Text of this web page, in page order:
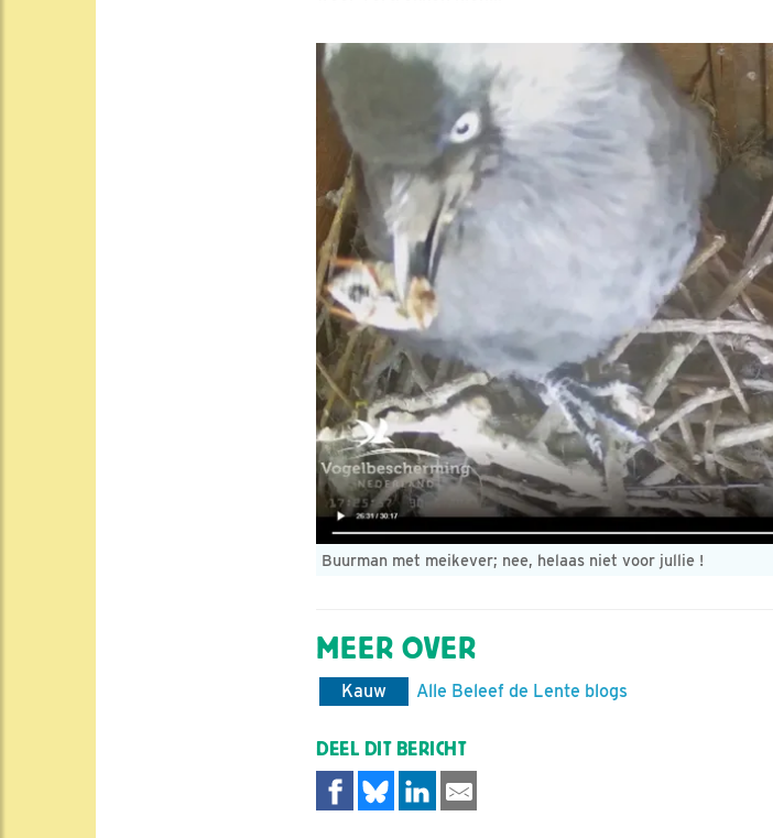
Buurman met meikever; nee, helaas niet voor jullie !
MEER OVER
Kauw Alle Beleef de Lente blogs
DEEL DIT BERICHT